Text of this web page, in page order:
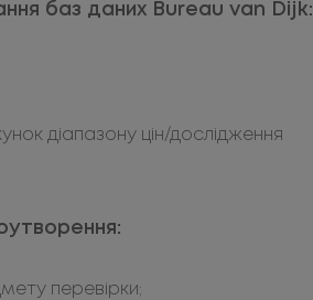
баз даних Bureau van Dijk:
діапазону цін/дослідження
перевірки;